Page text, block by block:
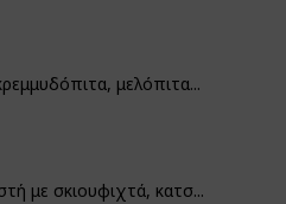
μελόπιτα...
με σκιουφιχτά, κατσ...